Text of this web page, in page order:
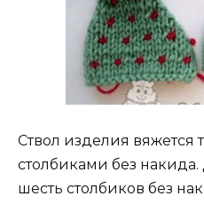
Ствол изделия вяжется
столбиками без накида.
шесть столбиков без